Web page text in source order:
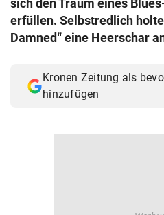
Muthgasse 2, 1190 Wien
sich den Traum eines
erfüllen. Selbstredlich
Damned“ eine Heerschar
Kronen Zeitung als
hinzufügen